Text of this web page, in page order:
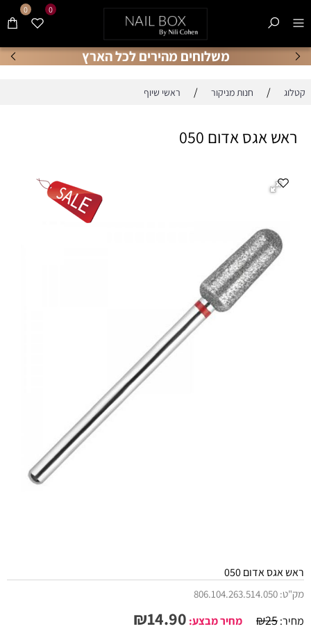
משלוחים מהירים לכל הארץ
0 0
קטלוג / חנות מניקור / ראשי שיוף
ראש אגס אדום 050
ראש אגס אדום 050
מק"ט: 806.104.263.514.050
מחיר: ₪25 מחיר מבצע: ₪14.90